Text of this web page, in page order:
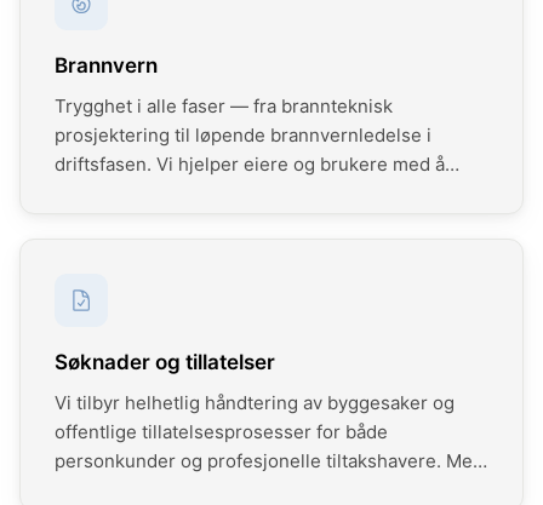
Under bakken hvis det er kulverter, tuneller,
nøyaktig digital tvilling av dagens situasjon.
Brannvern
Trygghet i alle faser — fra brannteknisk
prosjektering til løpende brannvernledelse i
driftsfasen. Vi hjelper eiere og brukere med å
av byggverk, og etablere rutiner for internkontroll
Søknader og tillatelser
Vi tilbyr helhetlig håndtering av byggesaker og
offentlige tillatelsesprosesser for både
personkunder og profesjonelle tiltakshavere. Med